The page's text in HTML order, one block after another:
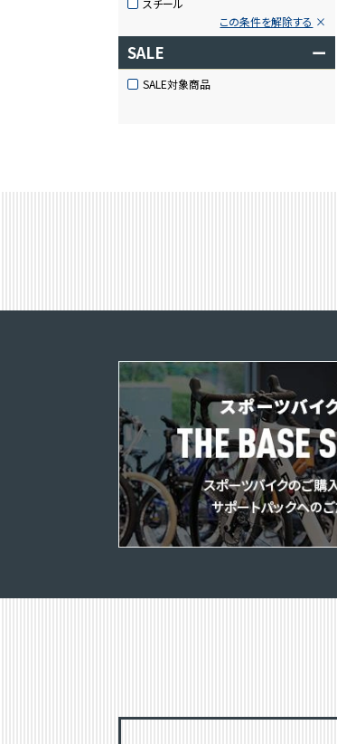
スチール
この条件を解除する
SALE ー
SALE対象商品